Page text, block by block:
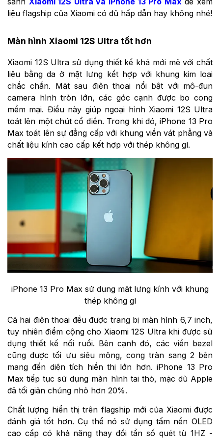
liệu flagship của Xiaomi có đủ hấp dẫn hay không nhé!
Màn hình Xiaomi 12S Ultra tốt hơn
Xiaomi 12S Ultra sử dụng thiết kế khá mới mẻ với chất
liệu bằng da ở mặt lưng kết hợp với khung kim loại
chắc chắn. Mặt sau điện thoại nổi bật với mô-đun
camera hình tròn lớn, các góc cạnh được bo cong
mềm mại. Điều này giúp ngoại hình Xiaomi 12S Ultra
toát lên một chút cổ điển. Trong khi đó, iPhone 13 Pro
Max toát lên sự đẳng cấp với khung viền vát phẳng và
chất liệu kính cao cấp kết hợp với thép không gỉ.
iPhone 13 Pro Max sử dụng mặt lưng kính với khung
thép không gỉ
Cả hai điện thoại đều được trang bị màn hình 6,7 inch,
tuy nhiên điểm cộng cho Xiaomi 12S Ultra khi được sử
dụng thiết kế nối ruồi. Bên cạnh đó, các viền bezel
cũng được tối ưu siêu mỏng, cong tràn sang 2 bên
mang đến diện tích hiển thị lớn hơn. iPhone 13 Pro
Max tiếp tục sử dụng màn hình tai thỏ, mặc dù Apple
đã tối giản chúng nhỏ hơn 20%.
Chất lượng hiển thị trên flagship mới của Xiaomi được
đánh giá tốt hơn. Cụ thể nó sử dụng tấm nền OLED
cao cấp có khả năng thay đổi tần số quét từ 1HZ -